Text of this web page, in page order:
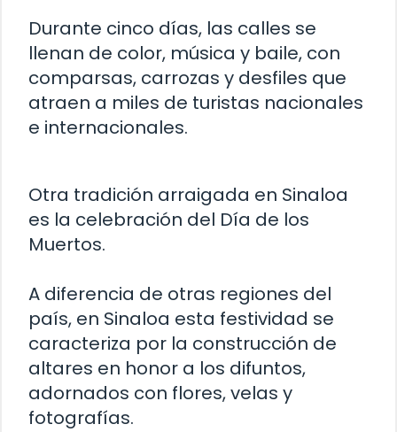
Durante cinco días, las calles se
llenan de color, música y baile, con
comparsas, carrozas y desfiles que
atraen a miles de turistas nacionales
e internacionales.
Otra tradición arraigada en Sinaloa
es la celebración del Día de los
Muertos.
A diferencia de otras regiones del
país, en Sinaloa esta festividad se
caracteriza por la construcción de
altares en honor a los difuntos,
adornados con flores, velas y
fotografías.